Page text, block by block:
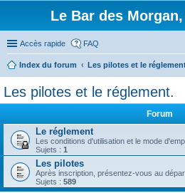
Le Bar des
Accès rapide FAQ
Index du forum
Les pilotes et le
Les pilotes et le réglement.
Forum
Le réglement
Les conditions d'utilisation et le mode
Sujets : 1
Les pilotes
Après inscription, présentez-vous au
Sujets : 589